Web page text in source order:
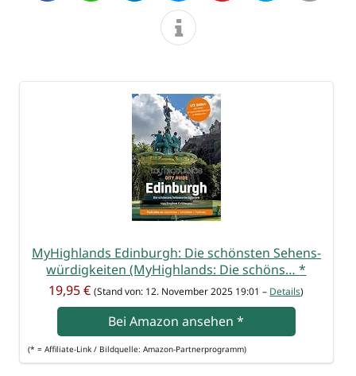
MyHigh­lands Edin­burgh: Die schöns­ten Sehens­
wür­dig­kei­ten (MyHigh­lands: Die schöns…*
19,95 € (Stand von: 12. Novem­ber 2025 19:01 – Details)
Bei Ama­zon anse­hen*
(* = Affi­lia­te-Link / Bild­quel­le: Amazon-Partnerprogramm)